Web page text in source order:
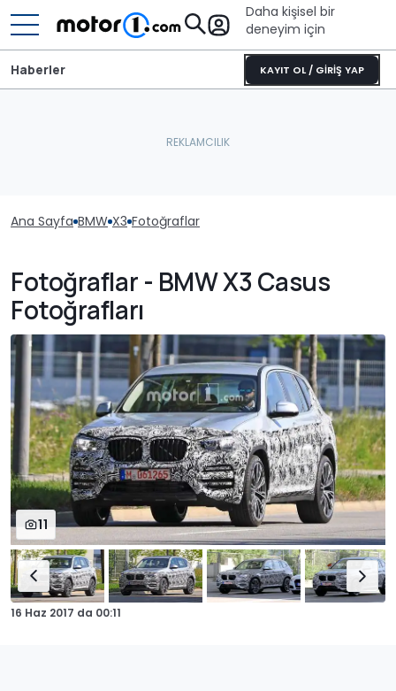
Daha kişisel bir
deneyim için
KAYIT OL / GİRİŞ YAP
Haberler
Ana Sayfa BMW X3 Fotoğraflar
Fotoğraflar - BMW X3 Casus
Fotoğrafları
11
16 Haz 2017 da 00:11